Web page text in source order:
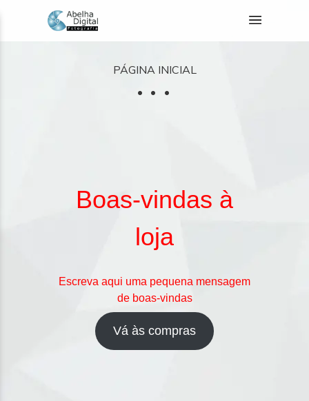
PÁGINA INICIAL
Boas-vindas à
loja
Escreva aqui uma pequena mensagem
de boas-vindas
Vá às compras